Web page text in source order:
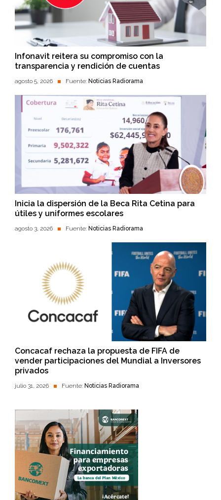
Infonavit reitera su compromiso con la
transparencia y rendición de cuentas
agosto 5, 2026 Fuente: Noticias Radiorama
Inicia la dispersión de la Beca Rita Cetina para
útiles y uniformes escolares
agosto 3, 2026 Fuente: Noticias Radiorama
Concacaf rechaza la propuesta de FIFA de
vender participaciones del Mundial a Inversores
privados
julio 31, 2026 Fuente: Noticias Radiorama